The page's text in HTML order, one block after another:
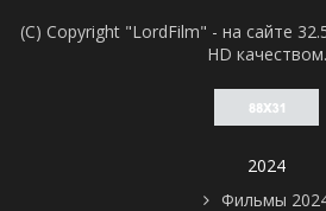
(C) Copyright "LordFilm" - на сайте
HD качеством.
2024
Фильмы